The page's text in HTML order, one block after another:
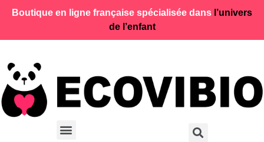
Boutique en ligne française spécialisée dans l’univers
de l’enfant